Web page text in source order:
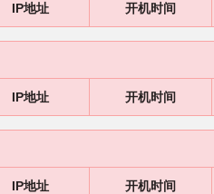
IP地址 开机时间
IP地址 开机时间
IP地址 开机时间